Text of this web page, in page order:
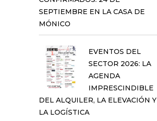
SEPTIEMBRE EN LA CASA DE
MÓNICO
EVENTOS DEL
SECTOR 2026: LA
AGENDA
IMPRESCINDIBLE
DEL ALQUILER, LA ELEVACIÓN Y
LA LOGÍSTICA